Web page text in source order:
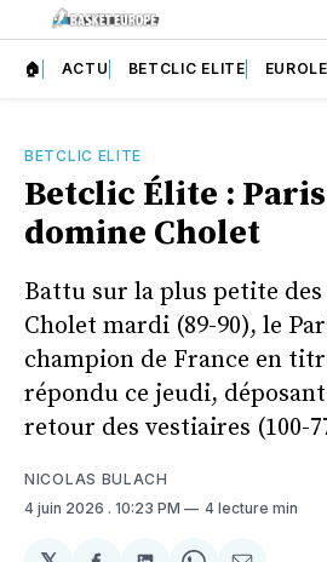
🏠 ACTU BETCLIC ELITE
BETCLIC ELITE
Betclic Élite :
domine Cholet
Battu sur la plus petite
Cholet mardi (89-90), le
champion de France en
répondu ce jeudi,
retour des vestiaires (100-
NICOLAS BULACH
4 juin 2026 . 10:23 PM 4 lecture min